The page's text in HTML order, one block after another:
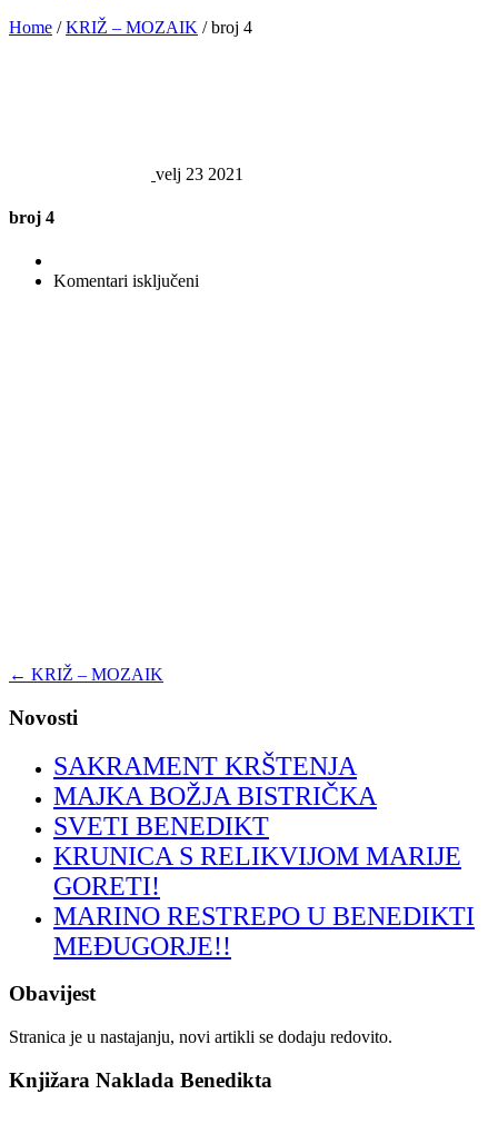
Home / KRIŽ – MOZAIK / broj 4
velj 23 2021
broj 4
Komentari isključeni
← KRIŽ – MOZAIK
Novosti
SAKRAMENT KRŠTENJA
MAJKA BOŽJA BISTRIČKA
SVETI BENEDIKT
KRUNICA S RELIKVIJOM MARIJE
GORETI!
MARINO RESTREPO U BENEDIKTI
MEĐUGORJE!!
Obavijest
Stranica je u nastajanju, novi artikli se dodaju redovito.
Knjižara Naklada Benedikta